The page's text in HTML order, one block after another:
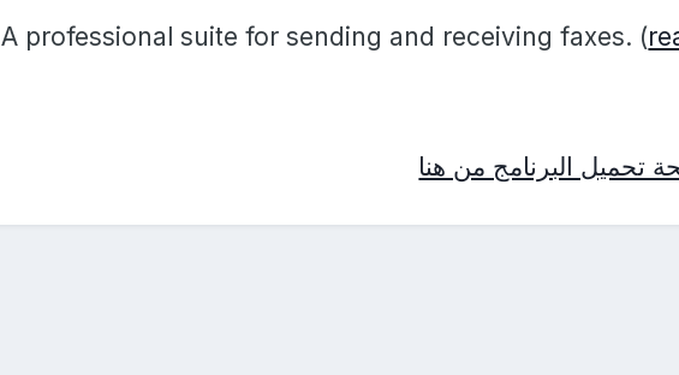
A professional suite for sending and receiving faxes. (
تحميل البرنامج من هنا